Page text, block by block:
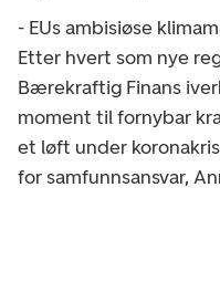
- EUs ambisiøse
Etter hvert som nye
Bærekraftig Finans
moment til fornybar
et løft under
for samfunnsansvar,